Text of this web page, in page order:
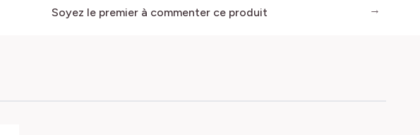
Soyez le premier à commenter ce produit